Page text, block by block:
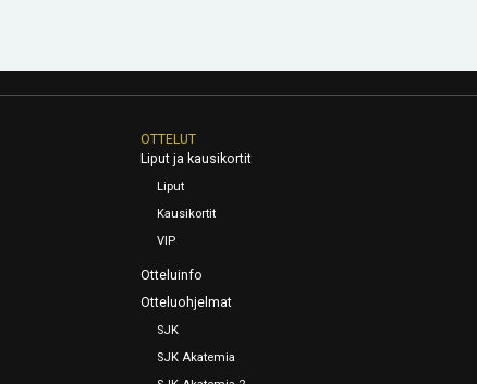
OTTELUT
Liput ja kausikortit
Liput
Kausikortit
VIP
Otteluinfo
Otteluohjelmat
SJK
SJK Akatemia